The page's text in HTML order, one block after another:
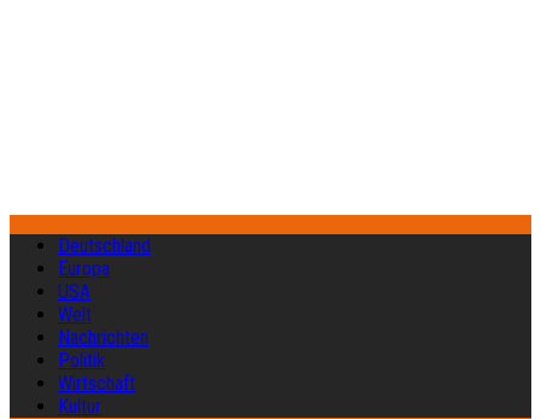
Deutschland
Europa
USA
Welt
Nachrichten
Politik
Wirtschaft
Kultur